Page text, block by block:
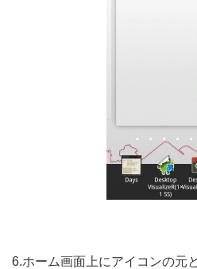
6.ホーム画面上にアイコンの元